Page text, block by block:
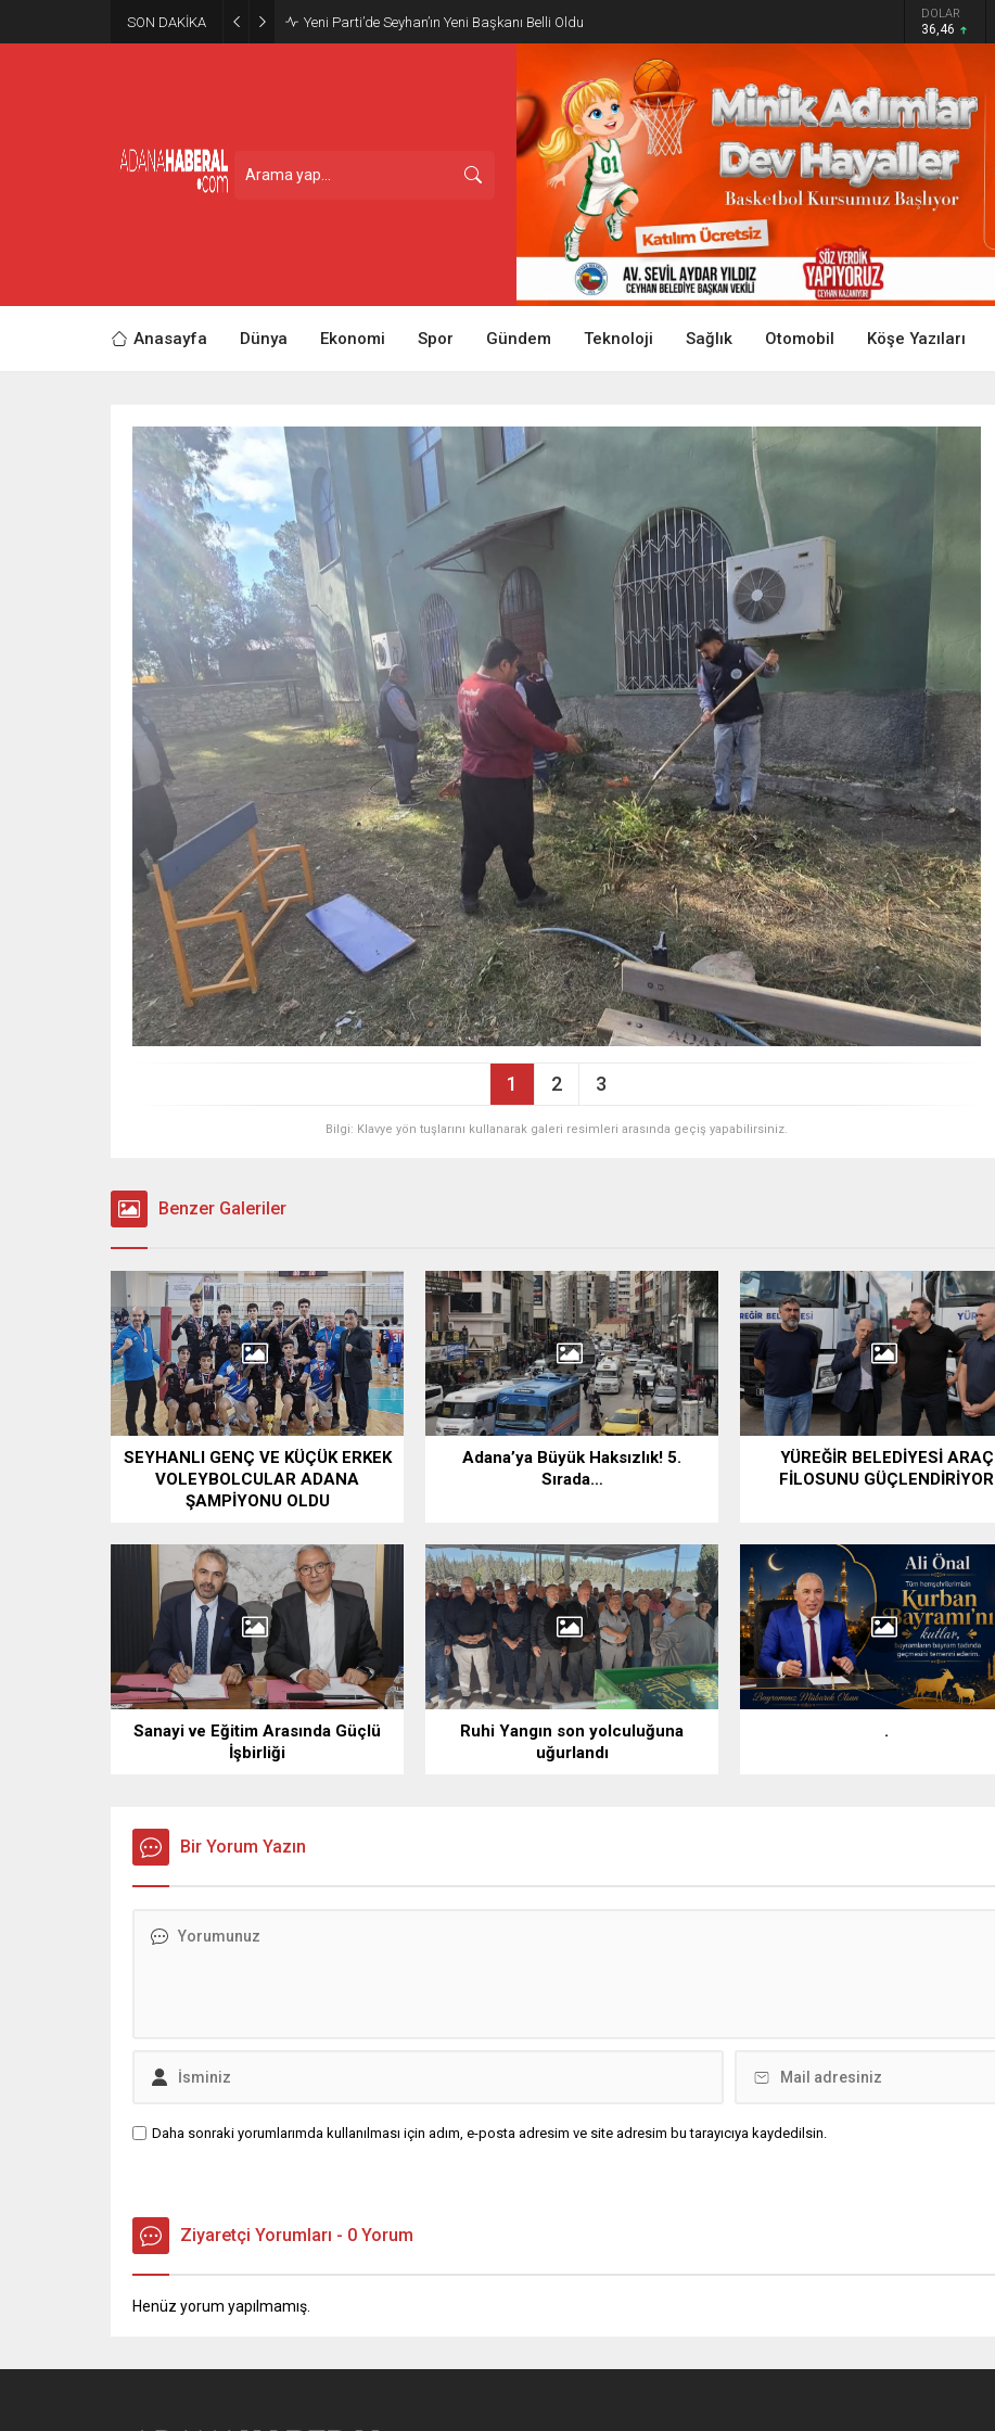
SON DAKİKA Yeni Parti’de Seyhan’ın Yeni Başkanı Belli Oldu DOLAR
36,46
Anasayfa Dünya Ekonomi Spor Gündem Teknoloji Sağlık Otomobil Köşe Yazıları
1 2 3
Bilgi: Klavye yön tuşlarını kullanarak galeri resimleri arasında geçiş yapabilirsiniz.
Benzer Galeriler
SEYHANLI GENÇ VE KÜÇÜK ERKEK
VOLEYBOLCULAR ADANA
ŞAMPİYONU OLDU
Adana’ya Büyük Haksızlık! 5.
Sırada…
YÜREĞİR BELEDİYESİ ARAÇ
FİLOSUNU GÜÇLENDİRİYOR
Sanayi ve Eğitim Arasında Güçlü
İşbirliği
Ruhi Yangın son yolculuğuna
uğurlandı
.
Bir Yorum Yazın
Daha sonraki yorumlarımda kullanılması için adım, e-posta adresim ve site adresim bu tarayıcıya kaydedilsin.
Ziyaretçi Yorumları - 0 Yorum
Henüz yorum yapılmamış.